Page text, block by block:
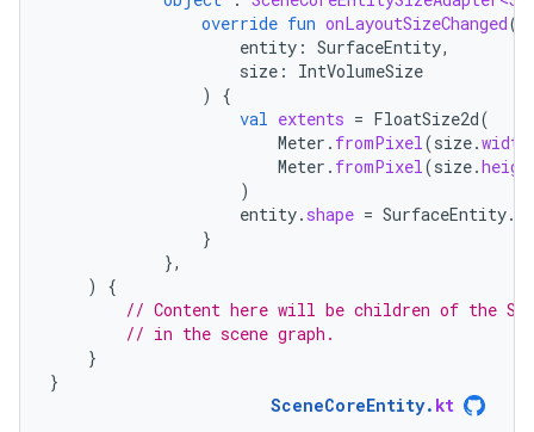
override fun onLayoutSizeChanged(
entity : SurfaceEntity,
size :
IntVolumeSize
)
{
val extents = FloatSize2d(
Meter . fromPixel (size.width
Meter . fromPixel (size.
)
entity. shape = SurfaceEntity.
}
},
)
{
// Content here will be children of the
// in the scene graph.
}
}
SceneCoreEntity. kt